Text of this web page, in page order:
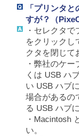
「プリンタ
すが？（
・セレクタ
をクリックし
クタを閉じて
・弊社のケ
くは USB ハ
い USB ハブ
場合があるの
る USB ハブ
・Macintosh
い。